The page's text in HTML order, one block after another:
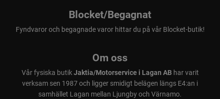
Sportsman 570 Touring en maskin för er som älska att
ink. moms
Traktor (Modellår 2026)
Blocket/Begagnat
Fyndvaror och begagnade varor hittar du på vår Blocket-butik!
Om oss
Vår fysiska butikJaktia/Motorservice i Lagan ABhar varit
verksam sen 1987 och ligger smidigt belägen längs E4:an i
samhället Lagan mellan Ljungby och Värnamo.